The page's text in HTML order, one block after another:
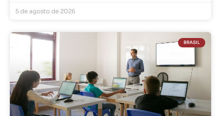
5 de agosto de 2026
BRASIL